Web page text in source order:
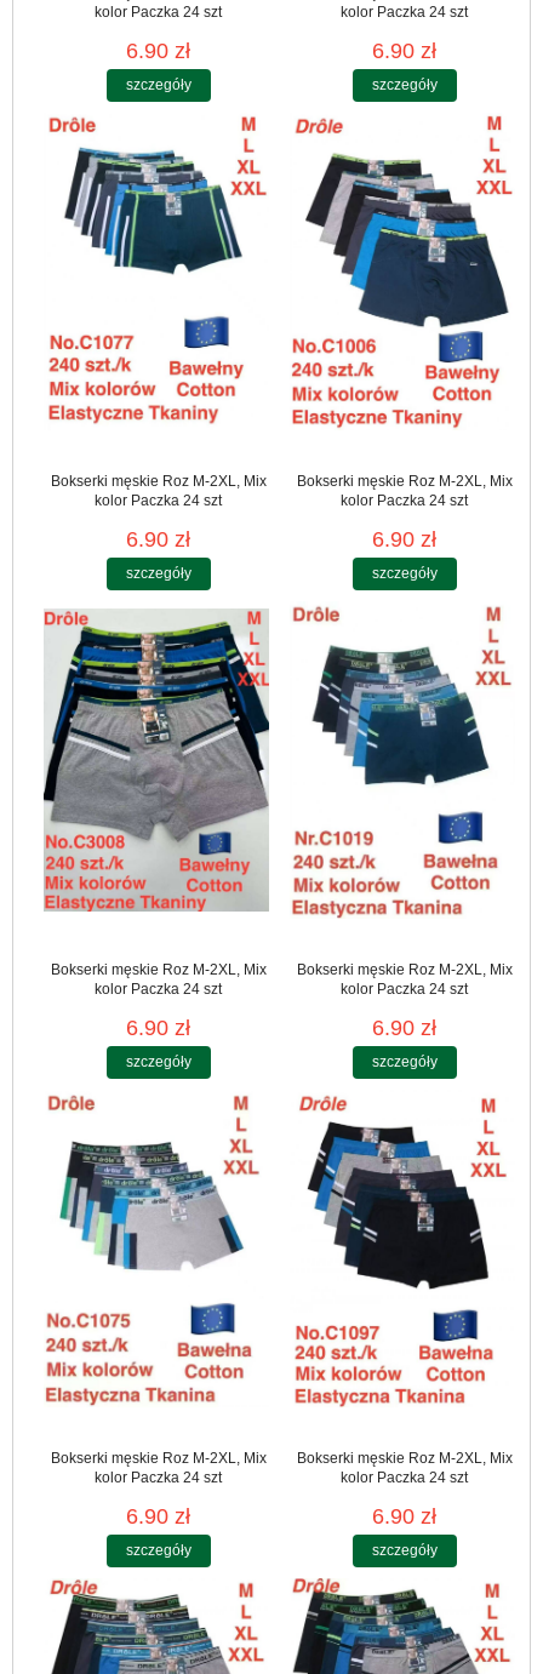
kolor Paczka 24 szt
6.90 zł
szczegóły
kolor Paczka 24 szt
6.90 zł
szczegóły
Bokserki męskie Roz M-2XL, Mix
kolor Paczka 24 szt
6.90 zł
szczegóły
Bokserki męskie Roz M-2XL, Mix
kolor Paczka 24 szt
6.90 zł
szczegóły
Bokserki męskie Roz M-2XL, Mix
kolor Paczka 24 szt
6.90 zł
szczegóły
Bokserki męskie Roz M-2XL, Mix
kolor Paczka 24 szt
6.90 zł
szczegóły
Bokserki męskie Roz M-2XL, Mix
kolor Paczka 24 szt
6.90 zł
szczegóły
Bokserki męskie Roz M-2XL, Mix
kolor Paczka 24 szt
6.90 zł
szczegóły